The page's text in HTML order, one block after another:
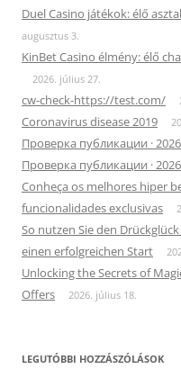
Duel Casino játékok: élő
augusztus 3.
KinBet Casino élmény: élő
2026. július 27.
cw-check-https://test.com/
Coronavirus disease 2019
Проверка публикации ·
Проверка публикации ·
Conheça os melhores hiper
funcionalidades exclusivas
So nutzen Sie den
einen erfolgreichen Start
Unlocking the Secrets of
Offers
2026. július 18.
LEGUTÓBBI HOZZÁSZÓLÁSOK